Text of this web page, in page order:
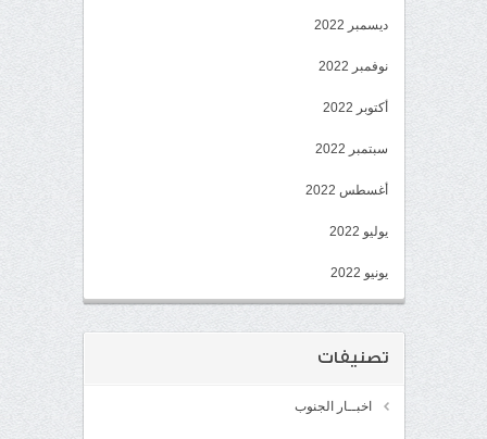
ديسمبر 2022
نوفمبر 2022
أكتوبر 2022
سبتمبر 2022
أغسطس 2022
يوليو 2022
يونيو 2022
تصنيفات
اخبــار الجنوب